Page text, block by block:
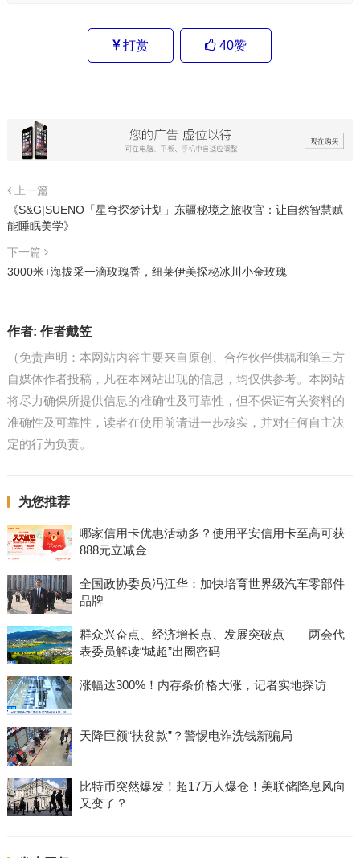
打赏 40赞
上一篇
《S&G|SUENO「星穹探梦计划」东疆秘境之旅收官：让自然智慧赋
能睡眠美学》
下一篇
3000米+海拔采一滴玫瑰香，纽莱伊美探秘冰川小金玫瑰
作者: 作者戴笠
（免责声明：本网站内容主要来自原创、合作伙伴供稿和第三方
自媒体作者投稿，凡在本网站出现的信息，均仅供参考。本网站
将尽力确保所提供信息的准确性及可靠性，但不保证有关资料的
准确性及可靠性，读者在使用前请进一步核实，并对任何自主决
定的行为负责。
为您推荐
哪家信用卡优惠活动多？使用平安信用卡至高可获
888元立减金
全国政协委员冯江华：加快培育世界级汽车零部件
品牌
群众兴奋点、经济增长点、发展突破点——两会代
表委员解读“城超”出圈密码
涨幅达300%！内存条价格大涨，记者实地探访
天降巨额“扶贫款”？警惕电诈洗钱新骗局
比特币突然爆发！超17万人爆仓！美联储降息风向
又变了？